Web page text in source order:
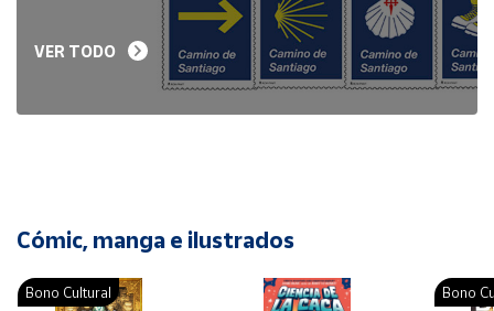
VER TODO
Cómic, manga e ilustrados
Bono Cultural Bono